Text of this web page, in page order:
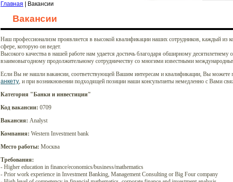
Главная | Вакансии
Вакансии
Наш профессионализм проявляется в высокой квалификации наших сотрудников, каждый из
сфере, которую он ведет.
Высокого качества в нашей работе нам удается достичь благодаря обширному
взаимовыгодному продолжительному сотрудничеству со многими известными
Если Вы не нашли вакансии, соответствующей Вашим интересам и квалификации, Вы можете
анкету, и при возникновении подходящей позиции наши консультанты немедленно с Вами
Категория "Банки и инвестиции"
Код вакансии: 0709
Вакансия: Analyst
Компания: Western Investment bank
Место работы: Москва
Требования:
- Higher education in finance/economics/business/mathematics
- Prior work experience in Investment Banking, Management Consulting or Big Four company